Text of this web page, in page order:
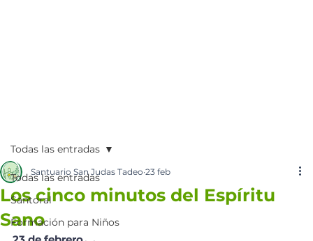
Todas las entradas
Santoral
Formación para Niños
Todas las entradas
Los cinco minutos del Espíritu
Sano
Santuario San Judas Tadeo 23 feb